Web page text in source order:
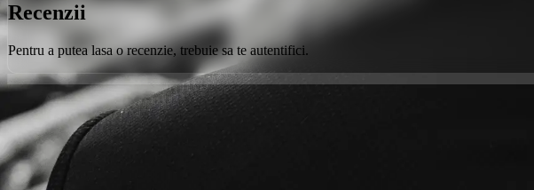
Recenzii
Pentru a putea lasa o recenzie, trebuie sa te autentifici.
Orice poveste începe cu un loc